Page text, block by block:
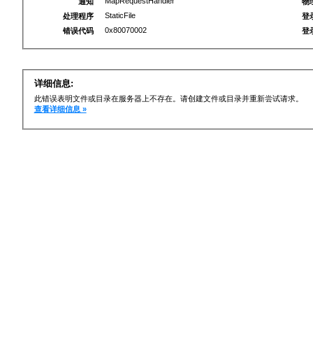
处理程序
StaticFile
错误代码
0x80070002
登
登
详细信息:
此错误表明文件或目录在服务器上不存在。请创建文件或目录并重新尝试请求。
查看详细信息 »